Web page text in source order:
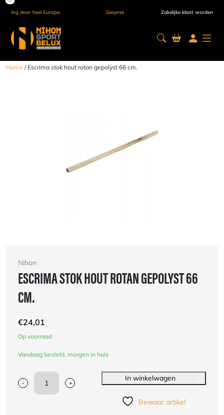
Gespreid betalen tegen 0% rente Zakelijke klant worden
Home / Escrima stok hout rotan gepolyst 66 cm.
Nihon
ESCRIMA STOK HOUT ROTAN GEPOLYST 66
CM.
€24,01
Op voorraad
Vandaag besteld, morgen in huis
-
Escrima
+
In winkelwagen
Bewaar artikel